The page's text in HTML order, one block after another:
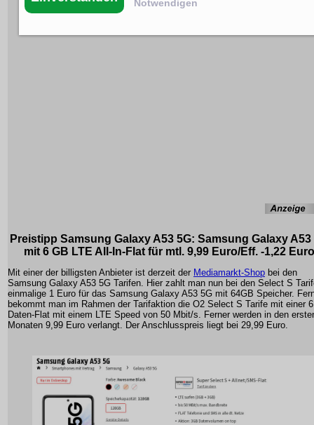
Preistipp Samsung Galaxy A53 5G: Samsung Galaxy A53
mit 6 GB LTE All-In-Flat für mtl. 9,99 Euro/Eff. -1,22 Euro
Mit einer der billigsten Anbieter ist derzeit der Mediamarkt-Shop bei den
Samsung Galaxy A53 5G Tarifen. Hier zahlt man nun bei den Select S
einmalige 1 Euro für das Samsung Galaxy A53 5G mit 64GB Speicher.
bekommt man im Rahmen der Tarifaktion die O2 Select S Tarife mit einer
Daten-Flat mit einem LTE Speed von 50 Mbit/s. Ferner werden in den
Monaten 9,99 Euro verlangt. Der Anschlusspreis liegt bei 29,99 Euro.
Notwendigen